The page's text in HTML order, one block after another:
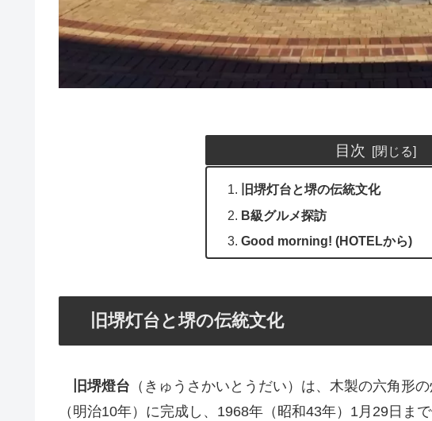
目次
旧堺灯台と堺の伝統文化
B級グルメ探訪
Good morning! (HOTELから)
旧堺灯台と堺の伝統文化
旧堺燈台 （きゅうさかいとうだい）は、木製の六角形
（明治10年）に完成し、1968年（昭和43年）1月29日ま